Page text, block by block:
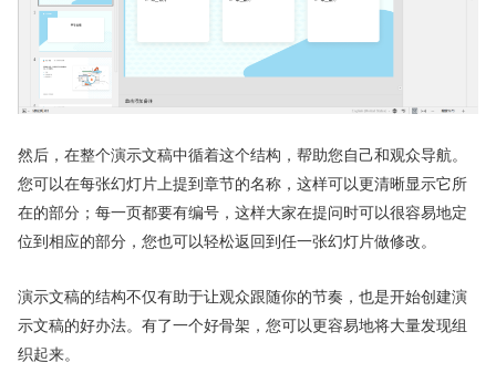
然后，在整个演示文稿中循着这个结构，帮助您自己和观众导航。
您可以在每张幻灯片上提到章节的名称，这样可以更清晰显示它所
在的部分；每一页都要有编号，这样大家在提问时可以很容易地定
位到相应的部分，您也可以轻松返回到任一张幻灯片做修改。
演示文稿的结构不仅有助于让观众跟随你的节奏，也是开始创建演
示文稿的好办法。有了一个好骨架，您可以更容易地将大量发现组
织起来。